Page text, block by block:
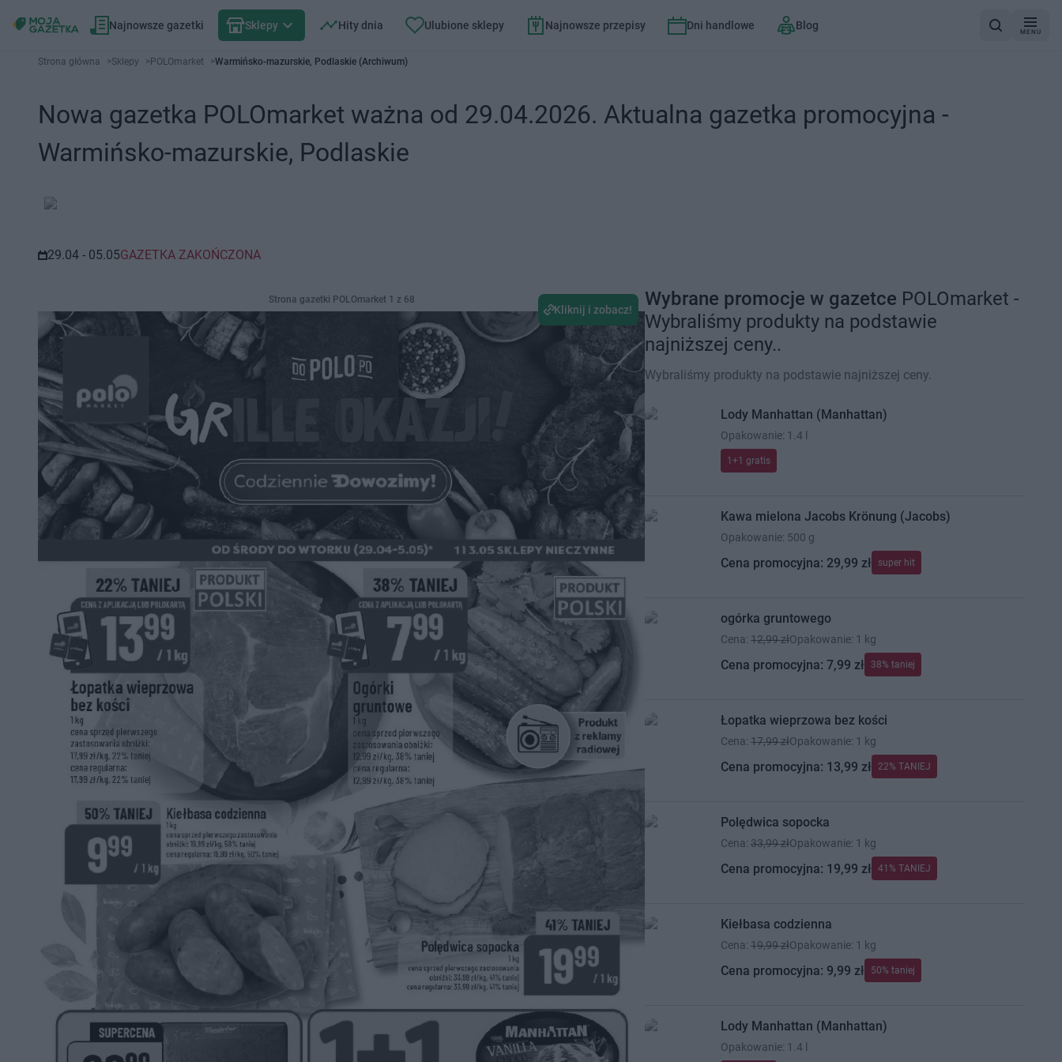
Najnowsze gazetki Sklepy Hity dnia Ulubione sklepy Najnowsze przepisy Dni handlowe Blog
MENU
Strona główna >Sklepy >POLOmarket >Warmińsko-mazurskie, Podlaskie (Archiwum)
Nowa gazetka POLOmarket ważna od 29.04.2026. Aktualna gazetka promocyjna -
Warmińsko-mazurskie, Podlaskie
29.04 - 05.05GAZETKA ZAKOŃCZONA
Wybrane promocje w gazetce POLOmarket -
Wybraliśmy produkty na podstawie
najniższej ceny..
Wybraliśmy produkty na podstawie najniższej ceny.
Lody Manhattan (Manhattan)
Opakowanie: 1.4 l
1+1 gratis
Kawa mielona Jacobs Krönung (Jacobs)
Opakowanie: 500 g
Cena promocyjna: 29,99 zł super hit
ogórka gruntowego
Cena: 12,99 złOpakowanie: 1 kg
Cena promocyjna: 7,99 zł 38% taniej
Łopatka wieprzowa bez kości
Cena: 17,99 złOpakowanie: 1 kg
Cena promocyjna: 13,99 zł 22% TANIEJ
Polędwica sopocka
Cena: 33,99 złOpakowanie: 1 kg
Cena promocyjna: 19,99 zł 41% TANIEJ
Kiełbasa codzienna
Cena: 19,99 złOpakowanie: 1 kg
Cena promocyjna: 9,99 zł 50% taniej
Lody Manhattan (Manhattan)
Opakowanie: 1.4 l
Strona gazetki POLOmarket 1 z 68
Kliknij i zobacz!